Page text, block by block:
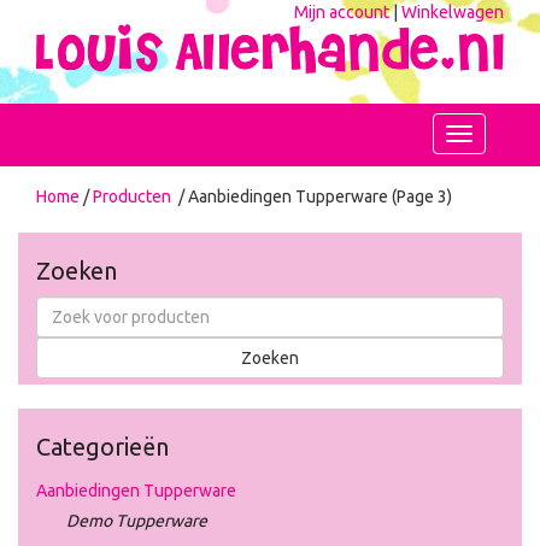
Mijn account|Winkelwagen
Toggle
navigation
Home /Producten / Aanbiedingen Tupperware (Page 3)
Zoeken
Categorieën
Aanbiedingen Tupperware
Demo Tupperware